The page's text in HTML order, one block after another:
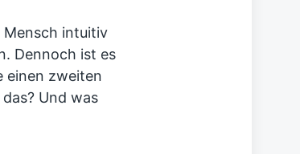
Mensch intuitiv
Dennoch ist es
einen zweiten
Und was